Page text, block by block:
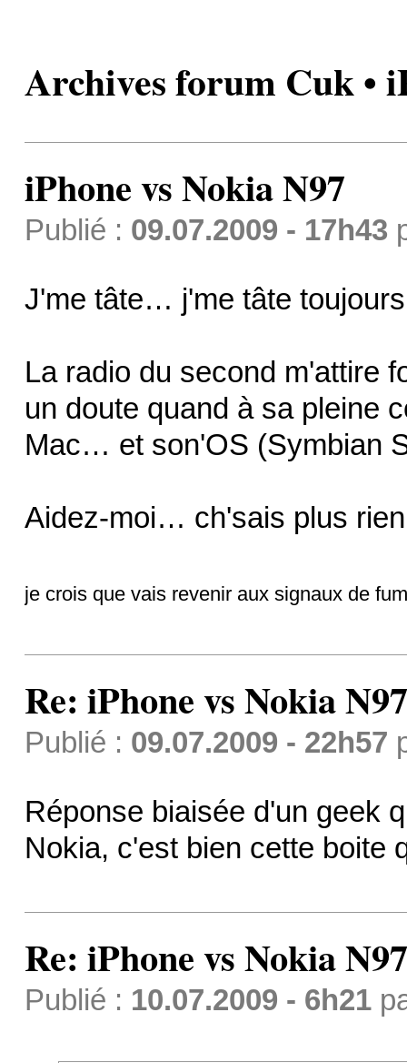
Archives forum Cuk •
iPhone vs Nokia N97
Publié : 09.07.2009 - 17h43
J'me tâte… j'me tâte
La radio du second m'attire
un doute quand à sa pleine
Mac… et son'OS (Symbian
Aidez-moi… ch'sais plus
je crois que vais revenir aux signaux de
Re: iPhone vs Nokia N97
Publié : 09.07.2009 - 22h57
Réponse biaisée d'un geek
Nokia, c'est bien cette boite
Re: iPhone vs Nokia N97
Publié : 10.07.2009 - 6h21